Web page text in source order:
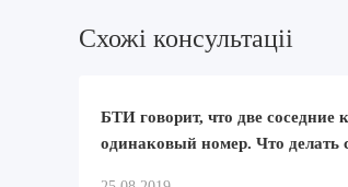
Схожi консультацii
БТИ говорит, что две соседние
одинаковый номер. Что делать